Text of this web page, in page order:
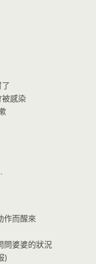
感染
作而醒來
問婆婆的狀況
)